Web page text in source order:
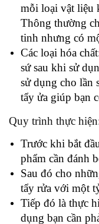
mỗi loại vật liệu
Thông thường
tinh nhưng có
Các loại hóa
sứ sau khi sử
sử dụng cho lần
tẩy ửa giúp bạn
Quy trình thực
Trước khi bắt
phẩm cần đánh
Sau đó cho
tẩy rửa với một
Tiếp đó là thực
dụng bạn cần